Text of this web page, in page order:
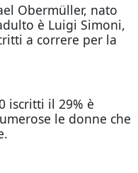
Obermüller, nato
è Luigi Simoni,
a correre per la
iscritti il 29% è
le donne che